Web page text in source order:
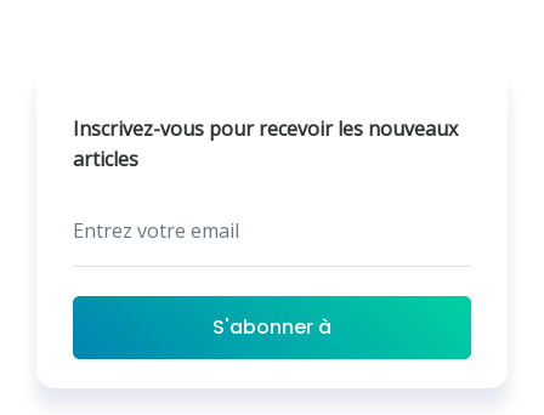
Inscrivez-vous pour recevoir les nouveaux
articles
S'abonner à